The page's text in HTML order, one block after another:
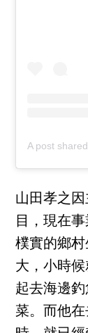
山田孝之
目，現在
樸實的鄉
大，小時
起去海邊
菜。而他